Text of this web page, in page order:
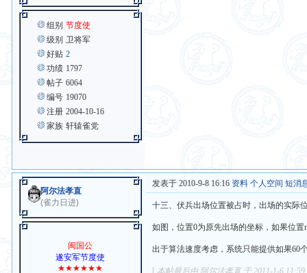
组别 节度使
级别 卫将军
好贴 2
功绩 1797
帖子 6064
编号 19070
注册 2004-10-16
家族 轩辕雀党
阿尔法孝直
(雀力日进)
闽国公
遂安军节度使
★★★★★★
发表于 2010-9-8 16:16 资料 个人空间 短消
十三、伏兵出场位置被占时，出场的实际
如图，位置0为原先出场的坐标，如果位
出于算法速度考虑，系统只能提供如果60
[ 本帖最后由 阿尔法孝直 于 2011-1-6